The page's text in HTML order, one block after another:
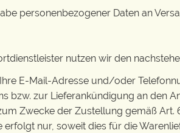
personenbezogener Daten an
nutzen wir den
E-Mail-Adresse und/oder
bzw. zur Lieferankündigung an den
Zwecke der Zustellung gemäß Art.
erfolgt nur, soweit dies für die